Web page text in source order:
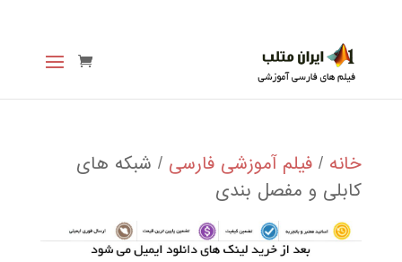
خانه / فیلم آموزشی فارسی / شبکه های
کابلی و مفصل بندی